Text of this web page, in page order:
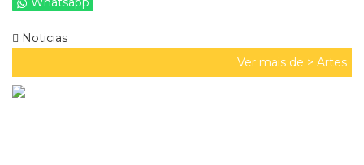
Noticias
Ver mais de > Artes